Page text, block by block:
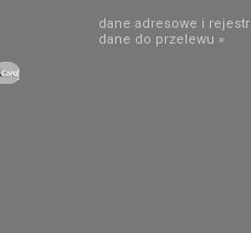
dane adresowe i
dane do przelewu »